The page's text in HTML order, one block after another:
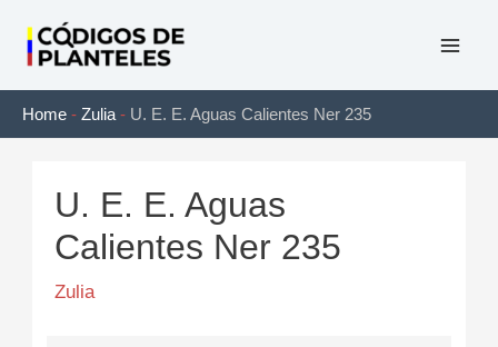
contenido
Home - Zulia - U. E. E. Aguas Calientes Ner 235
U. E. E. Aguas
Calientes Ner 235
Zulia